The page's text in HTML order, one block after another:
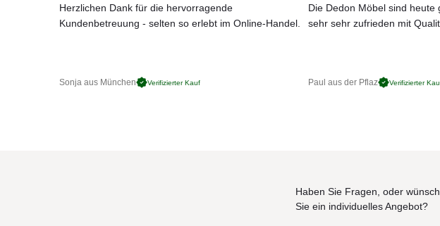
JETZT MUSTER
Herzlichen Dank für die hervorragende
Kundenbetreuung - selten so erlebt im Online-Handel.
Sonja aus München Verifizierter Kauf
Die Dedon Möbel sind heute
sehr sehr zufrieden mit
Paul aus der Pflaz Verifizierter
Haben Sie Fragen, oder
Sie ein individuelles Angebot?